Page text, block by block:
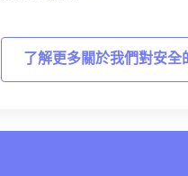
了解更多關於我們對安全